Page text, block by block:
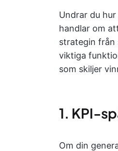
Undrar du
handlar om
strategin från
viktiga
som skiljer
1. KPI-
Om din